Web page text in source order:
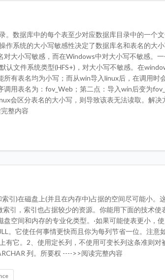
。数据库中的每个表至少对应数据库目录中的一个
作系统的大小写敏感性决定了数据库名和表名的大
大小写敏感，而在Windows中对大小写不敏感。
认文件系统类型(HFS+)，对大小写不敏感。在
有表名均为小写；而从win导入linux后，在调用时
用表名为：fov_Web；第二点：导入win后变为
会区分表名的大小写，则导致该表无法读取。解决
整内容
引)在磁盘上(并且在内存中)占据的空间尽可能小。
引，索引也占据较少的资源。你能用下面的技术使
空间和内存的专业化类型。·如果可能使表更小，
。它使任何事情更快而且你为每列节省一位。注意
有它。2、使用定长列，不使用可变长列这条准则对
列。所要权 ---->>阅读完整内容